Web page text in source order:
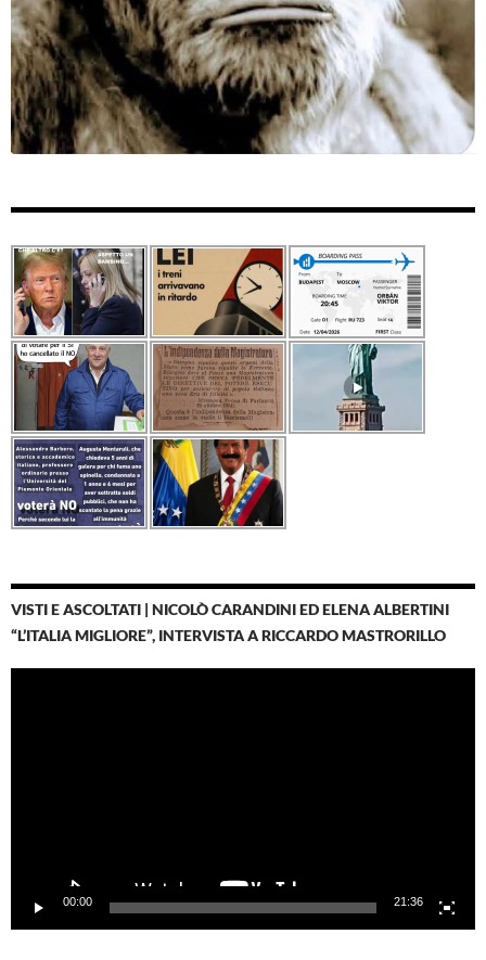
VISTI E ASCOLTATI | NICOLÒ CARANDINI ED ELENA ALBERTINI
“L’ITALIA MIGLIORE”, INTERVISTA A RICCARDO MASTRORILLO
00:00 21:36